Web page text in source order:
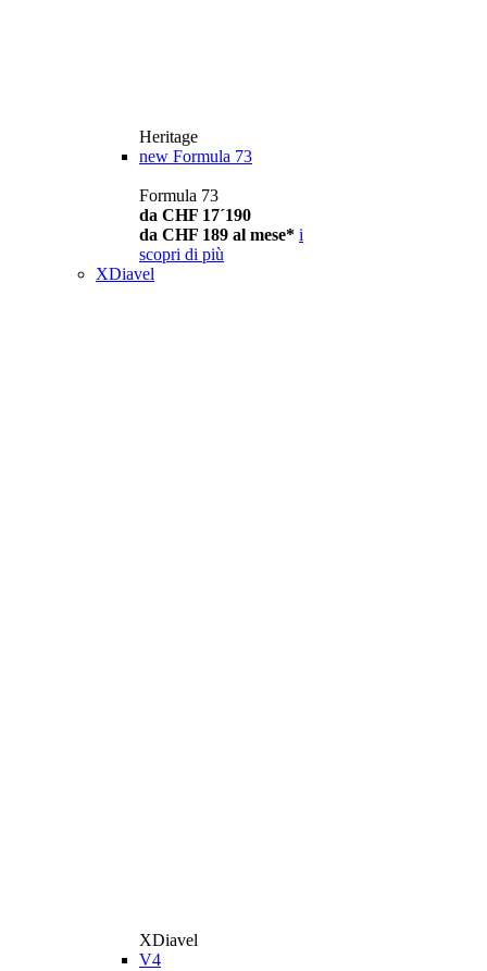
Heritage
new Formula 73
Formula 73
da CHF 17´190
da CHF 189 al mese* i
scopri di più
XDiavel
XDiavel
V4